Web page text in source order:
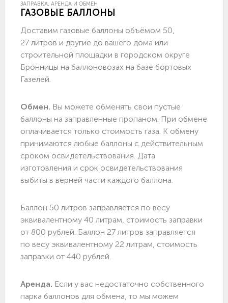
ЗАПРАВКА, АРЕНДА И ОБМЕН
ГАЗОВЫЕ БАЛЛОНЫ
Доставим газовые баллоны объёмом 50,
27 литров и другие до вашего дома или
строительной площадки в городском округе
Бронницы на баллоновозах на базе бортовых
Газелей.
Обмен. Вы можете обменять свои пустые
баллоны на заправленные пропаном. При обмене
оплачивается только стоимость газа. К обмену
принимаются любые баллоны с действительным
сроком освидетельствования. Дата
изготовления и срок освидетельствования
выбиты в верней части каждого баллона.
Баллон 50 литров заправляется по весу
эквивалентному 40 литрам, стоимость заправки
от 800 рублей. Баллон 27 литров заправляется
по весу эквивалентному 22 литрам, стоимость
заправки от 440 рублей.
Аренда. Если у вас недостаточно собственного
парка баллонов для обмена, то мы можем